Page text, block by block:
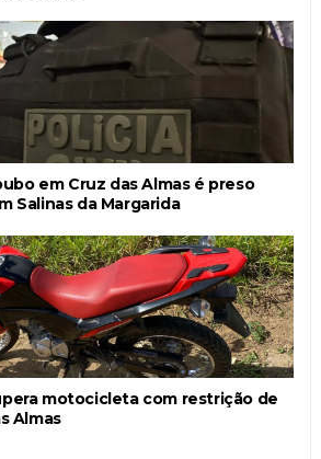
em Cruz das Almas é preso
Salinas da Margarida
motocicleta com restrição de
Almas